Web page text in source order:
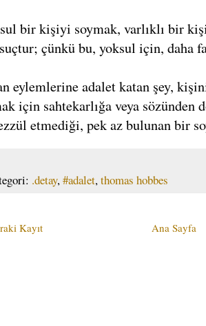
bir kişiyi soymak, varlıklı bir
çünkü bu, yoksul için, daha
eylemlerine adalet katan şey,
için sahtekarlığa veya sözünden
etmediği, pek az bulunan bir
.detay,#adalet,thomas hobbes
Kayıt Ana Sayfa